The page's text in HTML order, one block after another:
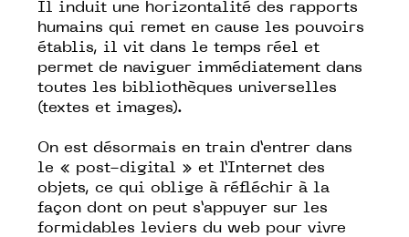
Il induit une horizontalité des rapports
humains qui remet en cause les pouvoirs
établis, il vit dans le temps réel et
permet de naviguer immédiatement dans
toutes les bibliothèques universelles
(textes et images).
On est désormais en train d’entrer dans
le « post-digital » et l’Internet des
objets, ce qui oblige à réfléchir à la
façon dont on peut s’appuyer sur les
formidables leviers du web pour vivre